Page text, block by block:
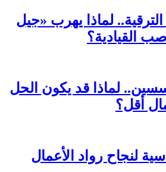
الترقية.. لماذا يهرب «جيل
القيادية؟
لماذا قد يكون الحل
أقل؟